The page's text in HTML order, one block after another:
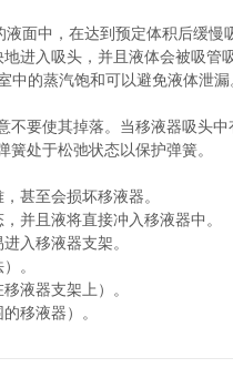
中，在达到预定体积后缓慢
入吸头，并且液体会被吸管吸
的蒸汽饱和可以避免液体泄漏
使其掉落。当移液器吸头中
处于松弛状态以保护弹簧。
甚至会损坏移液器。
且液将直接冲入移液器中。
入移液器支架。
。
液器支架上）。
移液器）。